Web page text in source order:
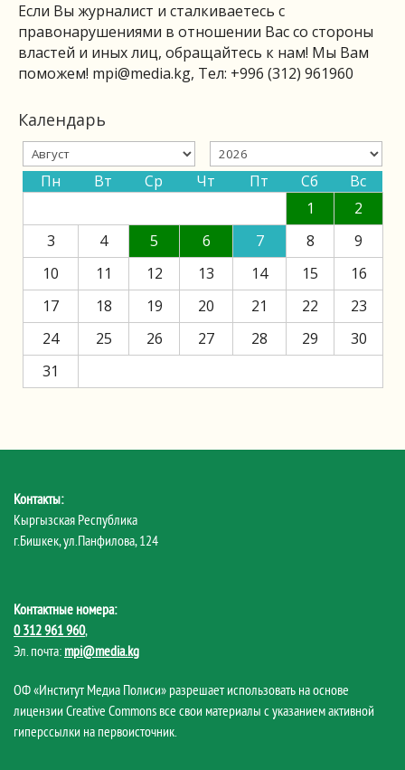
Если Вы журналист и сталкиваетесь с
правонарушениями в отношении Вас со стороны
властей и иных лиц, обращайтесь к нам! Мы Вам
поможем! mpi@media.kg, Тел: +996 (312) 961960
Календарь
Пн Вт Ср Чт Пт Сб
Вс
1
2
3
4 5 6 7 8
9
10
11 12 13 14 15
16
17
18 19 20 21 22
23
24
25 26 27 28 29
30
31
Контакты:
Кыргызская Республика
г.Бишкек, ул.Панфилова, 124
Контактные номера:
0 312 961 960,
Эл. почта: mpi@media.kg
ОФ «Институт Медиа Полиси» разрешает использовать на основе
лицензии Creative Commons все свои материалы с указанием активной
гиперссылки на первоисточник.